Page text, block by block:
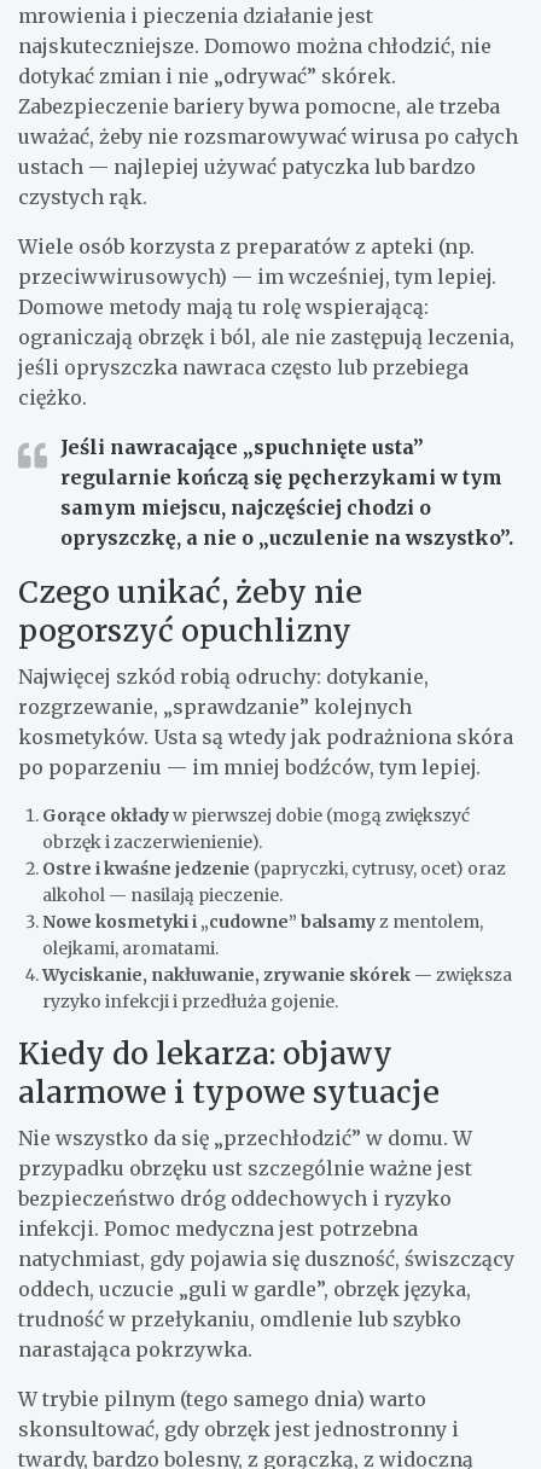
mrowienia i pieczenia działanie jest
najskuteczniejsze. Domowo można chłodzić, nie
dotykać zmian i nie „odrywać” skórek.
Zabezpieczenie bariery bywa pomocne, ale trzeba
uważać, żeby nie rozsmarowywać wirusa po całych
ustach — najlepiej używać patyczka lub bardzo
czystych rąk.
Wiele osób korzysta z preparatów z apteki (np.
przeciwwirusowych) — im wcześniej, tym lepiej.
Domowe metody mają tu rolę wspierającą:
ograniczają obrzęk i ból, ale nie zastępują leczenia,
jeśli opryszczka nawraca często lub przebiega
ciężko.
Jeśli nawracające „spuchnięte usta”
regularnie kończą się pęcherzykami w tym
samym miejscu, najczęściej chodzi o
opryszczkę, a nie o „uczulenie na wszystko”.
Czego unikać, żeby nie
pogorszyć opuchlizny
Najwięcej szkód robią odruchy: dotykanie,
rozgrzewanie, „sprawdzanie” kolejnych
kosmetyków. Usta są wtedy jak podrażniona skóra
po poparzeniu — im mniej bodźców, tym lepiej.
Gorące okładyw pierwszej dobie (mogą zwiększyć
obrzęk i zaczerwienienie).
Ostre i kwaśne jedzenie (papryczki, cytrusy, ocet) oraz
alkohol — nasilają pieczenie.
Nowe kosmetyki i „cudowne” balsamyz mentolem,
olejkami, aromatami.
Wyciskanie, nakłuwanie, zrywanie skórek — zwiększa
ryzyko infekcji i przedłuża gojenie.
Kiedy do lekarza: objawy
alarmowe i typowe sytuacje
Nie wszystko da się „przechłodzić” w domu. W
przypadku obrzęku ust szczególnie ważne jest
bezpieczeństwo dróg oddechowych i ryzyko
infekcji. Pomoc medyczna jest potrzebna
natychmiast, gdy pojawia się duszność, świszczący
oddech, uczucie „guli w gardle”, obrzęk języka,
trudność w przełykaniu, omdlenie lub szybko
narastająca pokrzywka.
W trybie pilnym (tego samego dnia) warto
skonsultować, gdy obrzęk jest jednostronny i
twardy, bardzo bolesny, z gorączką, z widoczną